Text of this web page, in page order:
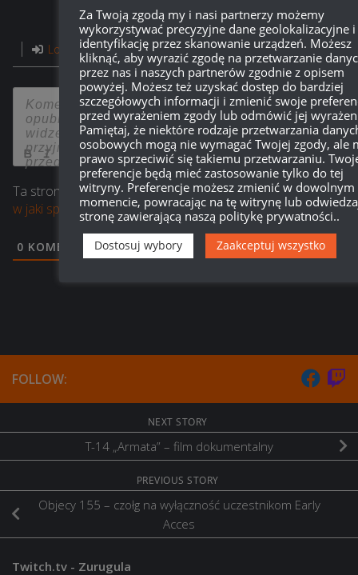
Login
750
{} [+]
Ta strona używa Akismet do redukcji spamu.Dowiedz się,
w jaki sposób przetwarzane są dane Twoich komentarzy.
0 KOMENTARZY
FOLLOW:
NEXT STORY
T-14 „Armata” – film dokumentalny
PREVIOUS STORY
Objecy 155 – czołg na wyłączność uczestnikom Early
Acces
Twitch.tv - Zurugula
Za Twoją zgodą my i nasi partnerzy możemy
wykorzystywać precyzyjne dane geolokalizacyjne i
identyfikację przez skanowanie urządzeń. Możesz
kliknąć, aby wyrazić zgodę na przetwarzanie
przez nas i naszych partnerów zgodnie z opisem
powyżej. Możesz też uzyskać dostęp do bardziej
szczegółowych informacji i zmienić swoje
przed wyrażeniem zgody lub odmówić jej
Pamiętaj, że niektóre rodzaje przetwarzania
osobowych mogą nie wymagać Twojej zgody, ale
prawo sprzeciwić się takiemu przetwarzaniu.
preferencje będą mieć zastosowanie tylko do tej
witryny. Preferencje możesz zmienić w dowolnym
momencie, powracając na tę witrynę lub
stronę zawierającą naszą politykę prywatności..
Dostosuj wybory Zaakceptuj wszystko